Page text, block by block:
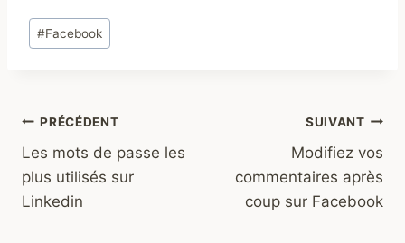
Étiquettes
de
#Facebook
Navigation
de
l’article
PRÉCÉDENT
Les mots de passe les
plus utilisés sur
Linkedin
SUIVANT
Modifiez vos
commentaires après
coup sur Facebook